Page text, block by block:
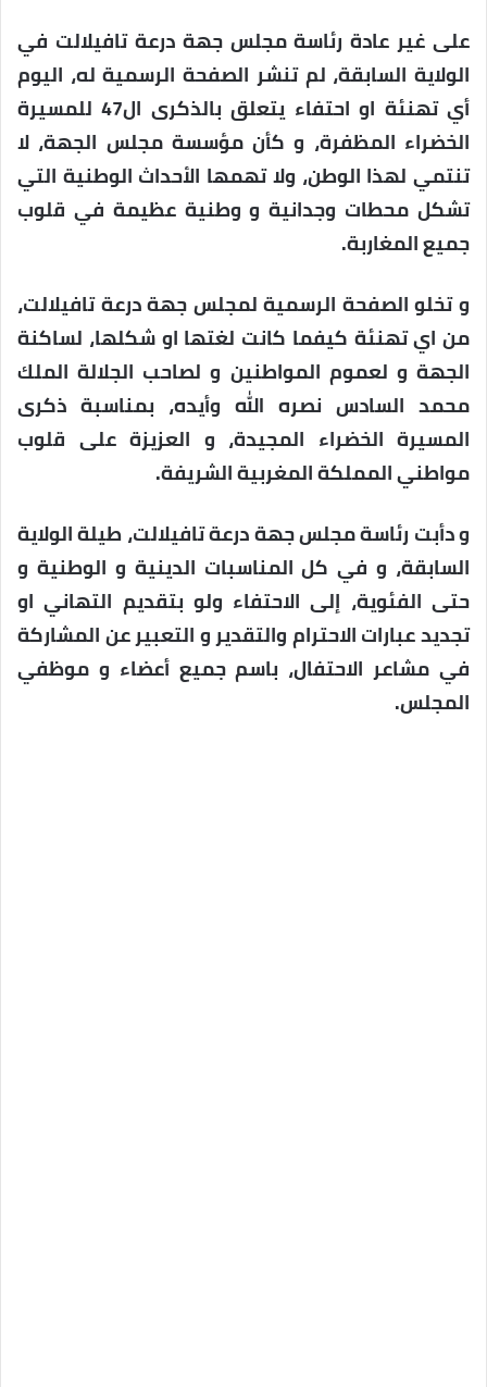
على غير عادة رئاسة مجلس جهة درعة تافيلالت في
الولاية السابقة، لم تنشر الصفحة الرسمية له، اليوم
أي تهنئة او احتفاء يتعلق بالذكرى ال47 للمسيرة
الخضراء المظفرة، و كأن مؤسسة مجلس الجهة، لا
تنتمي لهذا الوطن، ولا تهمها الأحداث الوطنية التي
تشكل محطات وجدانية و وطنية عظيمة في قلوب
جميع المغاربة.
و تخلو الصفحة الرسمية لمجلس جهة درعة تافيلالت،
من اي تهنئة كيفما كانت لغتها او شكلها، لساكنة
الجهة و لعموم المواطنين و لصاحب الجلالة الملك
محمد السادس نصره الله وأيده، بمناسبة ذكرى
المسيرة الخضراء المجيدة، و العزيزة على قلوب
مواطني المملكة المغربية الشريفة.
و دأبت رئاسة مجلس جهة درعة تافيلالت، طيلة الولاية
السابقة، و في كل المناسبات الدينية و الوطنية و
حتى الفئوية، إلى الاحتفاء ولو بتقديم التهاني او
تجديد عبارات الاحترام والتقدير و التعبير عن المشاركة
في مشاعر الاحتفال، باسم جميع أعضاء و موظفي
المجلس.